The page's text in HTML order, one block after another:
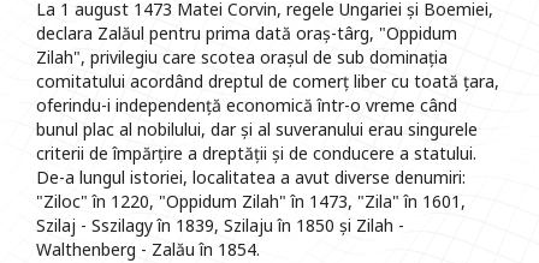
La 1 august 1473 Matei Corvin, regele Ungariei și Boemiei,
declara Zalăul pentru prima dată oraș-târg, "Oppidum
Zilah", privilegiu care scotea orașul de sub dominația
comitatului acordând dreptul de comerț liber cu toată țara,
oferindu-i independență economică într-o vreme când
bunul plac al nobilului, dar și al suveranului erau singurele
criterii de împărțire a dreptății și de conducere a statului.
De-a lungul istoriei, localitatea a avut diverse denumiri:
"Ziloc" în 1220, "Oppidum Zilah" în 1473, "Zila" în 1601,
Szilaj - Sszilagy în 1839, Szilaju în 1850 și Zilah -
Walthenberg - Zalău în 1854.